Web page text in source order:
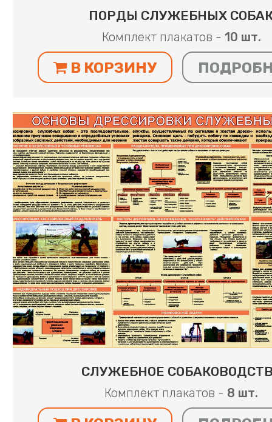
ПОРДЫ СЛУЖЕБНЫХ
Комплект плакатов - 10 шт.
В КОРЗИНУ
СЛУЖЕБНОЕ
Комплект плакатов - 8 шт.